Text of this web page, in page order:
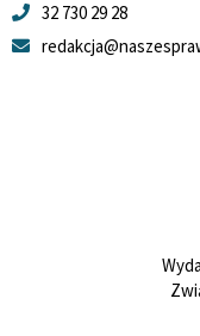
32 730 29 28